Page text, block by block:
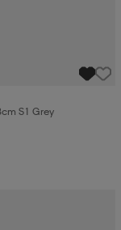
S1 Grey